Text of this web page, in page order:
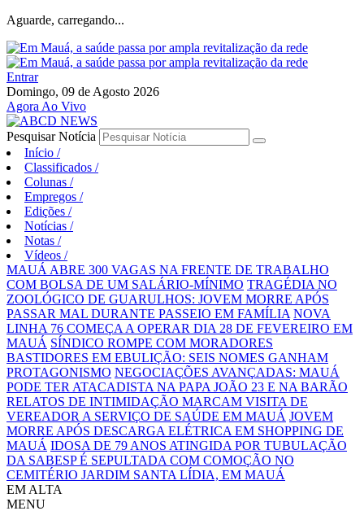
Aguarde, carregando...
Entrar
Domingo, 09 de Agosto 2026
Agora Ao Vivo
Pesquisar Notícia
Início /
Classificados /
Colunas /
Empregos /
Edições /
Notícias /
Notas /
Vídeos /
MAUÁ ABRE 300 VAGAS NA FRENTE DE TRABALHO
COM BOLSA DE UM SALÁRIO-MÍNIMO TRAGÉDIA NO
ZOOLÓGICO DE GUARULHOS: JOVEM MORRE APÓS
PASSAR MAL DURANTE PASSEIO EM FAMÍLIA NOVA
LINHA 76 COMEÇA A OPERAR DIA 28 DE FEVEREIRO EM
MAUÁ SÍNDICO ROMPE COM MORADORES
BASTIDORES EM EBULIÇÃO: SEIS NOMES GANHAM
PROTAGONISMO NEGOCIAÇÕES AVANÇADAS: MAUÁ
PODE TER ATACADISTA NA PAPA JOÃO 23 E NA BARÃO
RELATOS DE INTIMIDAÇÃO MARCAM VISITA DE
VEREADOR A SERVIÇO DE SAÚDE EM MAUÁ JOVEM
MORRE APÓS DESCARGA ELÉTRICA EM SHOPPING DE
MAUÁ IDOSA DE 79 ANOS ATINGIDA POR TUBULAÇÃO
DA SABESP É SEPULTADA COM COMOÇÃO NO
CEMITÉRIO JARDIM SANTA LÍDIA, EM MAUÁ
EM ALTA
MENU